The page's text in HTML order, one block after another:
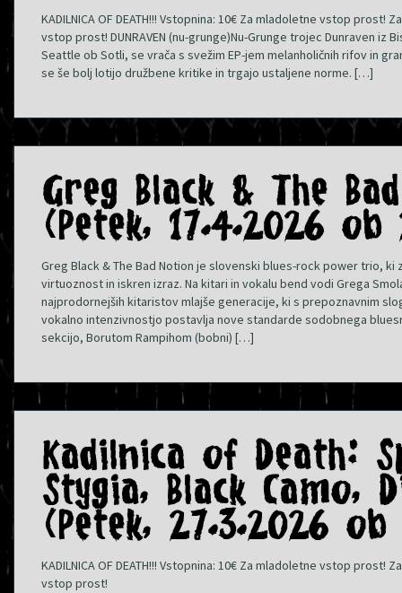
KADILNICA OF DEATH!!! Vstopnina: 10€ Za mladoletne vstop prost!
vstop prost! DUNRAVEN (nu-grunge)Nu-Grunge trojec Dunraven iz
Seattle ob Sotli, se vrača s svežim EP-jem melanholičnih rifov in
se še bolj lotijo družbene kritike in trgajo ustaljene norme. […]
Greg Black & The
(Petek, 17.4.2026 ob
Greg Black & The Bad Notion je slovenski blues-rock power trio,
virtuoznost in iskren izraz. Na kitari in vokalu bend vodi Grega
najprodornejših kitaristov mlajše generacije, ki s prepoznavnim
vokalno intenzivnostjo postavlja nove standarde sodobnega
sekcijo, Borutom Rampihom (bobni) […]
Kadilnica of Death:
Stygia, Black Camo,
(Petek, 27.3.2026 ob
KADILNICA OF DEATH!!! Vstopnina: 10€ Za mladoletne vstop prost!
vstop prost!